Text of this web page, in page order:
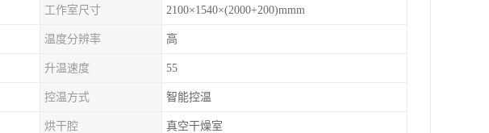
工作室尺寸 2100×1540×(2000+200)mmm
温度分辨率 高
升温速度 55
控温方式 智能控温
烘干腔 真空干燥室